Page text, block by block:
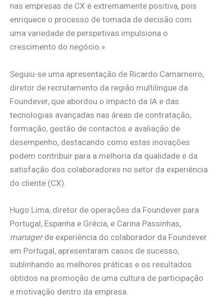
nas empresas de CX é extremamente positiva, pois
enriquece o processo de tomada de decisão com
uma variedade de perspetivas impulsiona o
crescimento do negócio.»
Seguiu-se uma apresentação de Ricardo Camarneiro,
diretor de recrutamento da região multilingue da
Foundever, que abordou o impacto da IA e das
tecnologias avançadas nas áreas de contratação,
formação, gestão de contactos e avaliação de
desempenho, destacando como estas inovações
podem contribuir para a melhoria da qualidade e da
satisfação dos colaboradores no setor da experiência
do cliente (CX).
Hugo Lima, diretor de operações da Foundever para
Portugal, Espanha e Grécia, e Carina Passinhas,
managerde experiência do colaborador da Foundever
em Portugal, apresentaram casos de sucesso,
sublinhando as melhores práticas e os resultados
obtidos na promoção de uma cultura de participação
e motivação dentro da empresa.